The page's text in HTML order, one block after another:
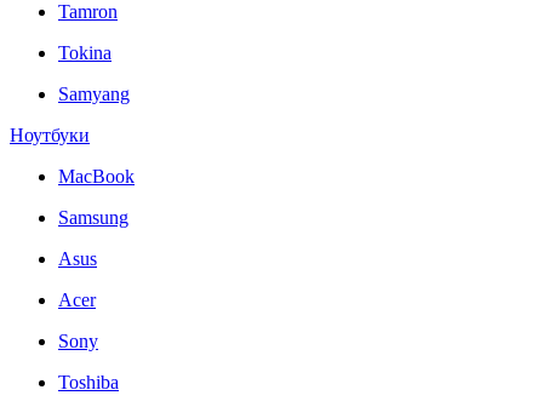
Tamron
Tokina
Samyang
Ноутбуки
MacBook
Samsung
Asus
Acer
Sony
Toshiba